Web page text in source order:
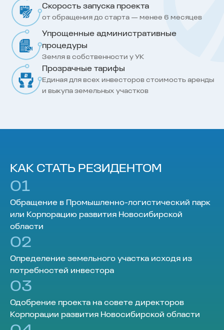
Скорость запуска проекта
от обращения до старта — менее 6 месяцев
Упрощенные административные
процедуры
Земля в собственности у УК
Прозрачные тарифы
Единая для всех инвесторов стоимость аренды
и выкупа земельных участков
КАК СТАТЬ РЕЗИДЕНТОМ
01
Обращение в Промышленно-логистический парк
или Корпорацию развития Новосибирской
области
02
Определение земельного участка исходя из
потребностей инвестора
03
Одобрение проекта на совете директоров
Корпорации развития Новосибирской области